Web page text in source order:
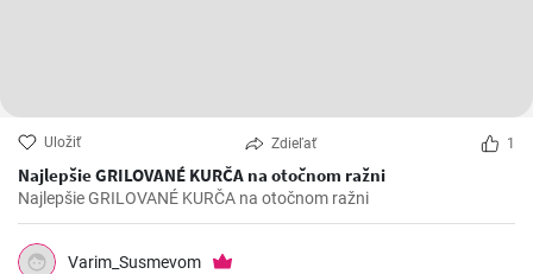
Uložiť Zdieľať 1
Najlepšie GRILOVANÉ KURČA na otočnom ražni
Najlepšie GRILOVANÉ KURČA na otočnom ražni
Varim_Susmevom